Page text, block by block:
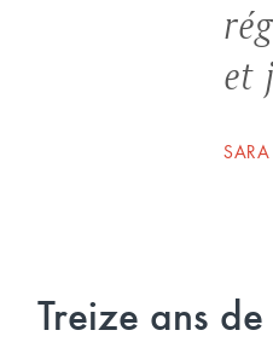
et
Treize ans